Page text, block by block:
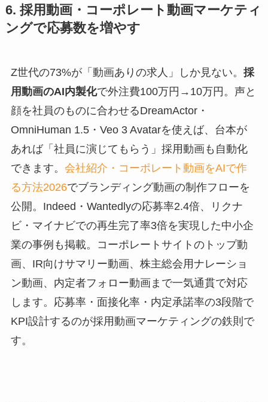
6. 採用動画・コーポレート動画マーケティ
ングで応募数を増やす
Z世代の73%が「動画ありの求人」しか見ない。 採
用動画のAI内製化で外注費100万円→10万円。声と
顔を社員のものに合わせるDreamActor・
OmniHuman 1.5・Veo 3 Avatarを使えば、台本が
あれば「社員に演じてもらう」採用動画も自動化
できます。 会社紹介・コーポレート動画をAIで作
る方法2026でブランディング動画の制作フローを
公開。Indeed・Wantedlyの応募率2.4倍、リクナ
ビ・マイナビでの再生完了率3倍を実現した中小企
業の事例も掲載。コーポレートサイトのトップ動
画、IR向けサマリー動画、株主総会用ナレーショ
ン動画、内定者フォロー動画まで一気通貫で対応
します。応募率・面接化率・内定承諾率の3段階で
KPI設計するのが採用動画マーケティングの鉄則で
す。